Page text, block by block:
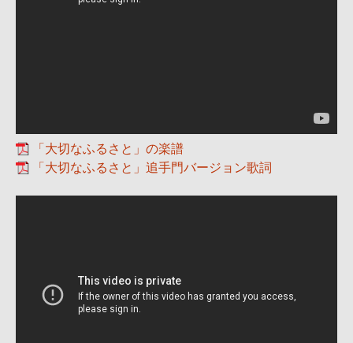
「大切なふるさと」の楽譜
「大切なふるさと」追手門バージョン歌詞